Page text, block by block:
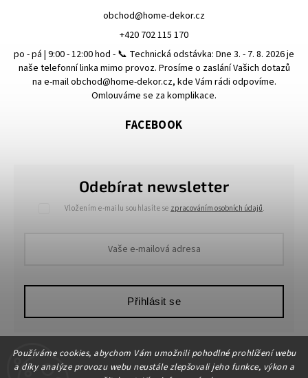
Používáme cookies, abychom Vám umožnili pohodlné prohlížení webu
a díky analýze provozu webu neustále zlepšovali jeho funkce, výkon a
Odebírat newsletter
Vložením e-mailu souhlasíte se zpracováním osobních údajů.
Přihlásit se
obchod@home-dekor.cz
+420 702 115 170
po - pá | 9:00 - 12:00 hod - 📞 Technická odstávka: Dne 3. - 7. 8. 2026 je
naše telefonní linka mimo provoz. Prosíme o zaslání Vašich dotazů
na e-mail obchod@home-dekor.cz, kde Vám rádi odpovíme.
Omlouváme se za komplikace.
FACEBOOK